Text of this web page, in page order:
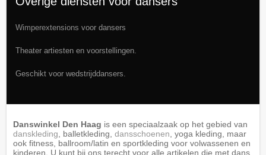
Wimperextensions voor dansers
Theater artiesten en voorstellingen.
Geschikt voor wedstrijddansers.
Danswinkel Den Haag is een speciaalzaak op het gebied van
danskleding, balletkleding, dansschoenen, yoga kleding, maar
ook fitness, ballroom/latin en sportkleding voor volwassenen en
kinderen. U kunt bij ons terecht voor alle artikelen die met dans